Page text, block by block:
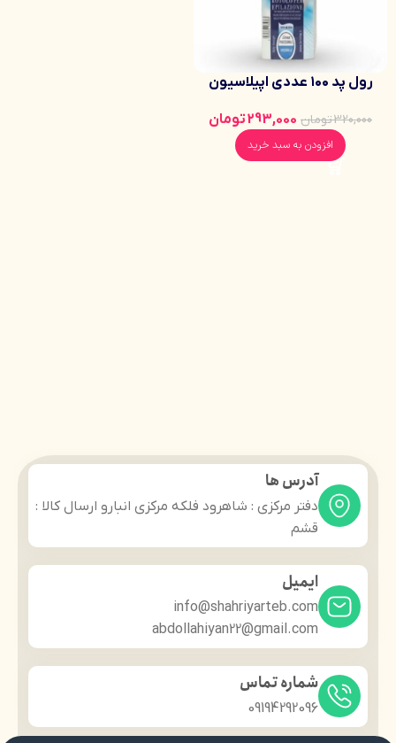
رول پد ۱۰۰ عددی اپیلاسیون
درگهان
320,000تومان 293,000تومان
افزودن به سبد خرید
آدرس ها
دفتر مرکزی : شاهرود فلکه مرکزی انبارو ارسال کالا :
قشم
ایمیل
info@shahriyarteb.com
abdollahiyan22@gmail.com
شماره تماس
09194292096